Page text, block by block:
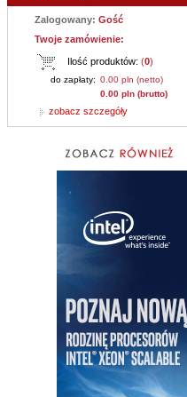
Zalogowany: Gość
Twoje zamówienie:
Ilość produktów: (0)
do zapłaty: 0.00 pln (netto)
0.00 pln (brutto)
zobacz szczegóły